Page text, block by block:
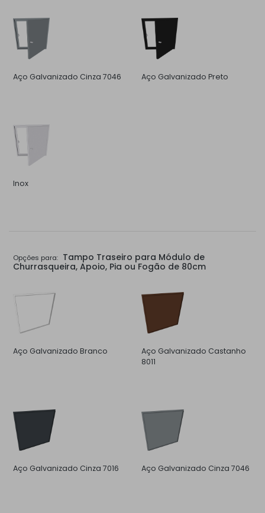
Aço Galvanizado Cinza 7046 Aço Galvanizado Preto
Inox
Opções para: Tampo Traseiro para Módulo de
Churrasqueira, Apoio, Pia ou Fogão de 80cm
Aço Galvanizado Branco
Aço Galvanizado Castanho
8011
Aço Galvanizado Cinza 7016 Aço Galvanizado Cinza 7046